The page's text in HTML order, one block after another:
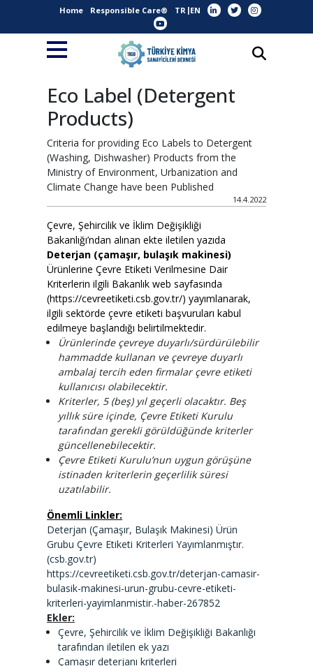
Home Responsible Care® TR EN
Eco Label (Detergent
Products)
Criteria for providing Eco Labels to Detergent
(Washing, Dishwasher) Products from the
Ministry of Environment, Urbanization and
Climate Change have been Published
14.4.2022
Çevre, Şehircilik ve İklim Değişikliği
Bakanlığı’ndan alınan ekte iletilen yazıda
Deterjan (çamaşır, bulaşık makinesi)
Ürünlerine Çevre Etiketi Verilmesine Dair
Kriterlerin ilgili Bakanlık web sayfasında
(https://cevreetiketi.csb.gov.tr/) yayımlanarak,
ilgili sektörde çevre etiketi başvuruları kabul
edilmeye başlandığı belirtilmektedir.
Ürünlerinde çevreye duyarlı/sürdürülebilir
hammadde kullanan ve çevreye duyarlı
ambalaj tercih eden firmalar çevre etiketi
kullanıcısı olabilecektir.
Kriterler, 5 (beş) yıl geçerli olacaktır. Beş
yıllık süre içinde, Çevre Etiketi Kurulu
tarafından gerekli görüldüğünde kriterler
güncellenebilecektir.
Çevre Etiketi Kurulu’nun uygun görüşüne
istinaden kriterlerin geçerlilik süresi
uzatılabilir.
Önemli Linkler:
Deterjan (Çamaşır, Bulaşık Makinesi) Ürün
Grubu Çevre Etiketi Kriterleri Yayımlanmıştır.
(csb.gov.tr)
https://cevreetiketi.csb.gov.tr/deterjan-camasir-
bulasik-makinesi-urun-grubu-cevre-etiketi-
kriterleri-yayimlanmistir.-haber-267852
Ekler:
Çevre, Şehircilik ve İklim Değişikliği Bakanlığı
tarafından iletilen ek yazı
Çamaşır deterjanı kriterleri